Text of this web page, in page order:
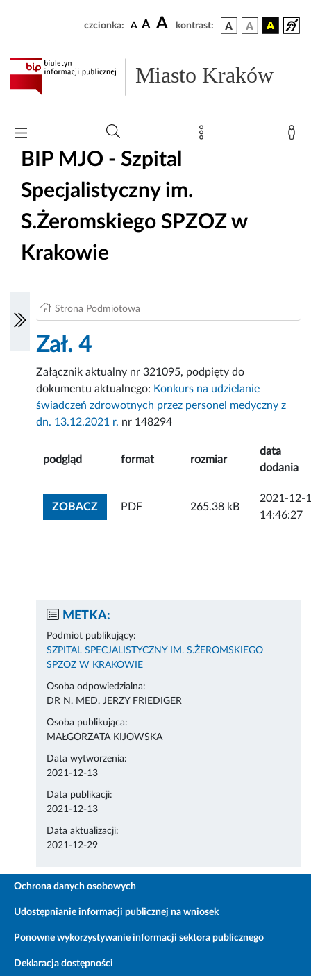
czcionka: A A A kontrast:
Miasto Kraków
BIP MJO - Szpital
Specjalistyczny im.
S.Żeromskiego SPZOZ w
Krakowie
Strona Podmiotowa
Zał. 4
Załącznik aktualny nr 321095, podpięty do
dokumentu aktualnego: Konkurs na udzielanie
świadczeń zdrowotnych przez personel medyczny z
dn. 13.12.2021 r. nr 148294
podgląd format rozmiar
data
dodania
ZOBACZZOBACZ ZAŁĄCZNIK
PDF 265.38 kB
2021-12-
14:46:27
METKA:
Podmiot publikujący:
SZPITAL SPECJALISTYCZNY IM. S.ŻEROMSKIEGO
SPZOZ W KRAKOWIE
Osoba odpowiedzialna:
DR N. MED. JERZY FRIEDIGER
Osoba publikująca:
MAŁGORZATA KIJOWSKA
Data wytworzenia:
2021-12-13
Data publikacji:
2021-12-13
Data aktualizacji:
2021-12-29
Ochrona danych osobowych
Udostępnianie informacji publicznej na wniosek
Ponowne wykorzystywanie informacji sektora publicznego
Deklaracja dostępności